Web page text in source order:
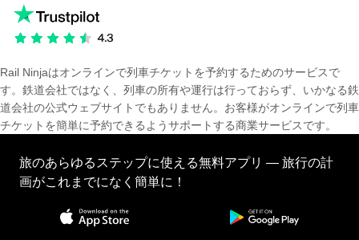
Rail Ninjaはオンラインで列車チケットを予約するためのサービスで
す。鉄道会社ではなく、列車の所有や運行は行っておらず、いかなる鉄
道会社の公式ウェブサイトでもありません。お客様がオンラインで列車
チケットを簡単に予約できるようサポートする商業サービスです。
旅のあらゆるステップに使える無料アプリ — 旅行の計
画がこれまでになく簡単に！